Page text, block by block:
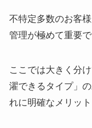
不特定多数のお客
管理が極めて重要で
ここでは大きく分
濯できるタイプ」
れに明確なメリッ